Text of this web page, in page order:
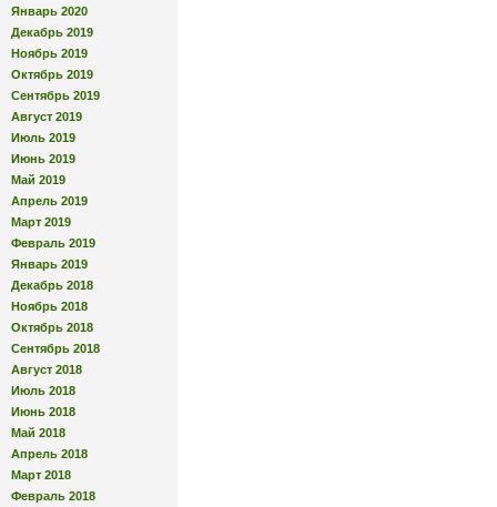
Январь 2020
Декабрь 2019
Ноябрь 2019
Октябрь 2019
Сентябрь 2019
Август 2019
Июль 2019
Июнь 2019
Май 2019
Апрель 2019
Март 2019
Февраль 2019
Январь 2019
Декабрь 2018
Ноябрь 2018
Октябрь 2018
Сентябрь 2018
Август 2018
Июль 2018
Июнь 2018
Май 2018
Апрель 2018
Март 2018
Февраль 2018